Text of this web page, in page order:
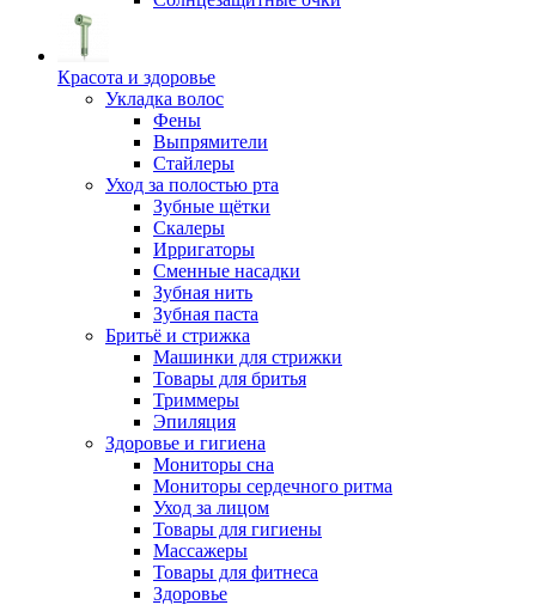
Красота и здоровье
Укладка волос
Фены
Выпрямители
Стайлеры
Уход за полостью рта
Зубные щётки
Скалеры
Ирригаторы
Сменные насадки
Зубная нить
Зубная паста
Бритьё и стрижка
Машинки для стрижки
Товары для бритья
Триммеры
Эпиляция
Здоровье и гигиена
Мониторы сна
Мониторы сердечного ритма
Уход за лицом
Товары для гигиены
Массажеры
Товары для фитнеса
Здоровье